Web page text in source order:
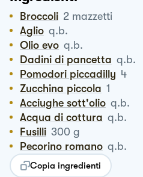
Broccoli 2 mazzetti
Aglio q.b.
Olio evo q.b.
Dadini di pancetta q.b.
Pomodori piccadilly 4
Zucchina piccola 1
Acciughe sott'olio q.b.
Acqua di cottura q.b.
Fusilli 300 g
Pecorino romano q.b.
Copia ingredienti